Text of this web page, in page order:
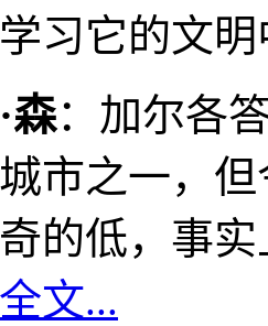
习它的文
森：加尔各
市之一，
的低，事
全文...